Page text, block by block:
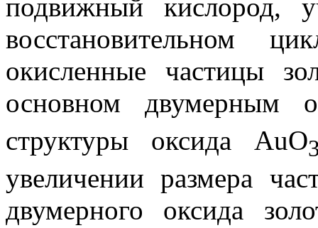
подвижный кислород,
восстановительном
окисленные частицы
основном двумерным
структуры оксида AuO
увеличении размера
двумерного оксида